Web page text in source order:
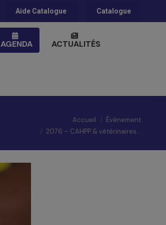
Aide Catalogue Catalogue
AGENDA ACTUALITÉS
Accueil
Évènement
2076 – CAHPP & vétérinaires…